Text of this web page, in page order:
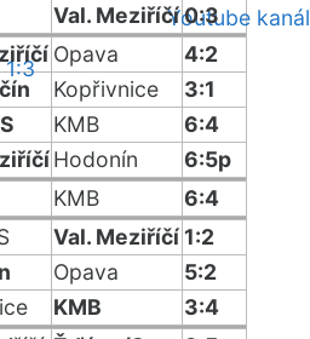
Youtube kanál
Val. Meziříčí0:3
Opava
4:2
Kopřivnice
3:1
KMB
6:4
Hodonín
6:5p
KMB
6:4
Val. Meziříčí 1:2
Opava
5:2
KMB
3:4